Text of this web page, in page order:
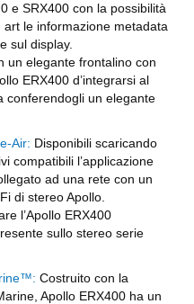
e SRX400 con la possibilità
le informazione metadata
sul display.
un elegante frontalino con
ERX400 d’integrarsi al
conferendogli un elegante
Air: Disponibili scaricando
compatibili l’applicazione
ad una rete con un
di stereo Apollo.
l’Apollo ERX400
sullo stereo serie
Costruito con la
Apollo ERX400 ha un